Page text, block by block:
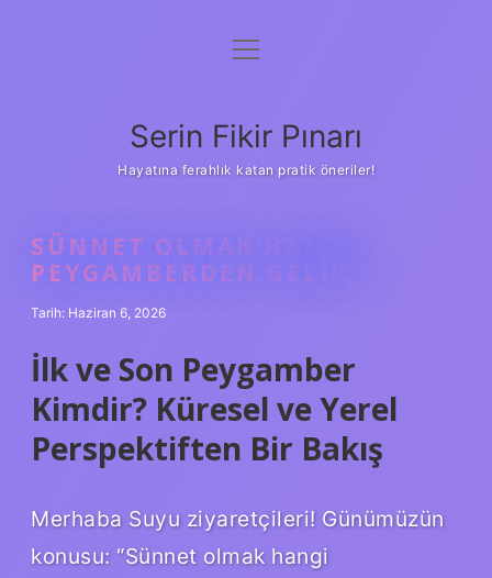
Gizlilik Politikası
Yasal Uyarı
menüyü
Serin Fikir Pınarı
Hayatına ferahlık katan pratik öneriler!
SÜNNET OLMAK HANGI
PEYGAMBERDEN GELIR ?
Tarih: Haziran 6, 2026
İlk ve Son Peygamber
Kimdir? Küresel ve Yerel
Perspektiften Bir Bakış
Merhaba Suyu ziyaretçileri! Günümüzün
konusu: “Sünnet olmak hangi